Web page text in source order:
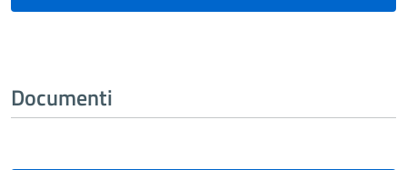
Documenti